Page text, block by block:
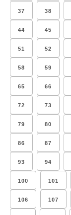
37 38
44 45
51 52
58 59
65 66
72 73
79 80
86 87
93 94
100 101
106 107